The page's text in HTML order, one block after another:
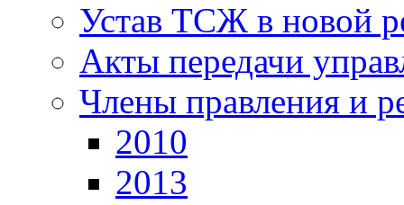
Устав ТСЖ в новой
Акты передачи
Члены правления и
2010
2013